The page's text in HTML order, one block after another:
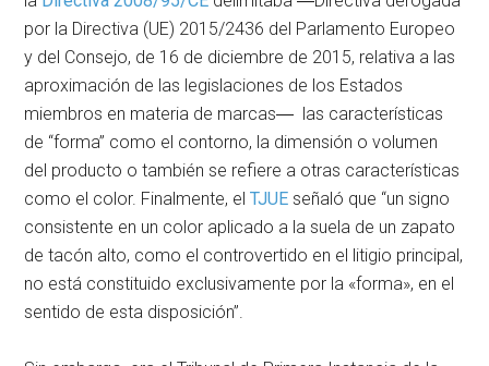
por la Directiva (UE) 2015/2436 del Parlamento Europeo
y del Consejo, de 16 de diciembre de 2015, relativa a las
aproximación de las legislaciones de los Estados
miembros en materia de marcas― las características
de “forma” como el contorno, la dimensión o volumen
del producto o también se refiere a otras características
como el color. Finalmente, elTJUE señaló que “un signo
consistente en un color aplicado a la suela de un zapato
de tacón alto, como el controvertido en el litigio principal,
no está constituido exclusivamente por la «forma», en el
sentido de esta disposición”.